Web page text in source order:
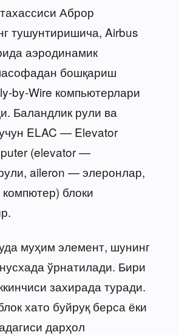
Аброр
тушунтиришича, Airbus
аэродинамик
бошқариш
by-Wire компьютерлари
Баландлик рули ва
ELAC — Elevator
(elevator —
aileron — элеронлар,
блоки
муҳим элемент, шунинг
ўрнатилади. Бири
захирада туради.
хато буйруқ берса ёки
дарҳол